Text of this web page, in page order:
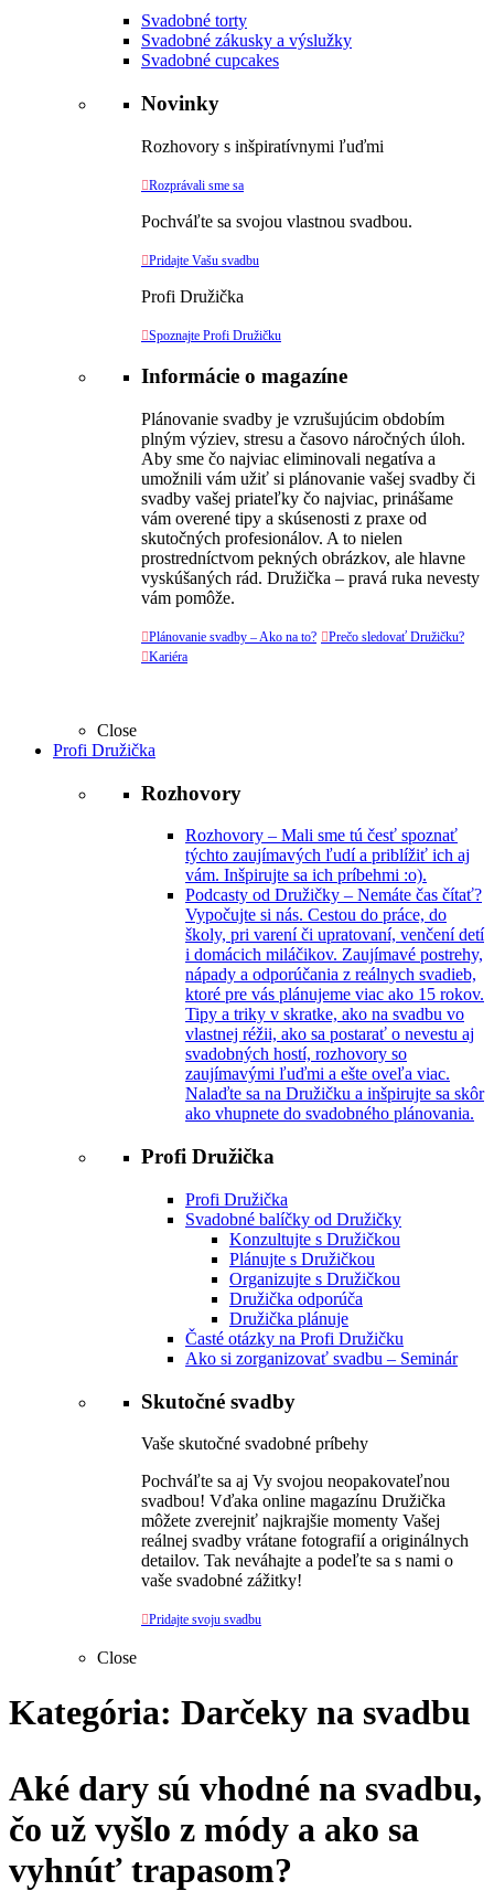
Svadobné torty
Svadobné zákusky a výslužky
Svadobné cupcakes
Novinky
Rozhovory s inšpiratívnymi ľuďmi
Rozprávali sme sa
Pochváľte sa svojou vlastnou svadbou.
Pridajte Vašu svadbu
Profi Družička
Spoznajte Profi Družičku
Informácie o magazíne
Plánovanie svadby je vzrušujúcim obdobím
plným výziev, stresu a časovo náročných úloh.
Aby sme čo najviac eliminovali negatíva a
umožnili vám užiť si plánovanie vašej svadby či
svadby vašej priateľky čo najviac, prinášame
vám overené tipy a skúsenosti z praxe od
skutočných profesionálov. A to nielen
prostredníctvom pekných obrázkov, ale hlavne
vyskúšaných rád. Družička – pravá ruka nevesty
vám pomôže.
Plánovanie svadby – Ako na to? Prečo sledovať Družičku?
Kariéra
Close
Profi Družička
Rozhovory
Rozhovory – Mali sme tú česť spoznať
týchto zaujímavých ľudí a priblížiť ich aj
vám. Inšpirujte sa ich príbehmi :o).
Podcasty od Družičky – Nemáte čas čítať?
Vypočujte si nás. Cestou do práce, do
školy, pri varení či upratovaní, venčení detí
i domácich miláčikov. Zaujímavé postrehy,
nápady a odporúčania z reálnych svadieb,
ktoré pre vás plánujeme viac ako 15 rokov.
Tipy a triky v skratke, ako na svadbu vo
vlastnej réžii, ako sa postarať o nevestu aj
svadobných hostí, rozhovory so
zaujímavými ľuďmi a ešte oveľa viac.
Nalaďte sa na Družičku a inšpirujte sa skôr
ako vhupnete do svadobného plánovania.
Profi Družička
Profi Družička
Svadobné balíčky od Družičky
Konzultujte s Družičkou
Plánujte s Družičkou
Organizujte s Družičkou
Družička odporúča
Družička plánuje
Časté otázky na Profi Družičku
Ako si zorganizovať svadbu – Seminár
Skutočné svadby
Vaše skutočné svadobné príbehy
Pochváľte sa aj Vy svojou neopakovateľnou
svadbou! Vďaka online magazínu Družička
môžete zverejniť najkrajšie momenty Vašej
reálnej svadby vrátane fotografií a originálnych
detailov. Tak neváhajte a podeľte sa s nami o
vaše svadobné zážitky!
Pridajte svoju svadbu
Close
Kategória: Darčeky na svadbu
Aké dary sú vhodné na svadbu,
čo už vyšlo z módy a ako sa
vyhnúť trapasom?